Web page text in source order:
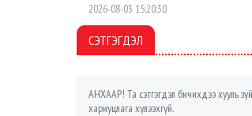
2026-08-03 15:20:30
СЭТГЭГДЭЛ
АНХААР! Та сэтгэгдэл бичихдээ хууль
хариуцлага хүлээхгүй.